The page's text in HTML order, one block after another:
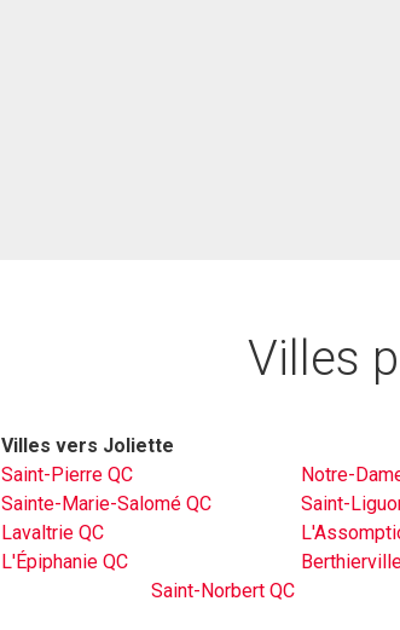
Villes
Villes vers Joliette
Saint-Pierre QC
Notre-
Sainte-Marie-Salomé QC
Saint-
Lavaltrie QC
L'Épiphanie QC
Saint-Norbert QC